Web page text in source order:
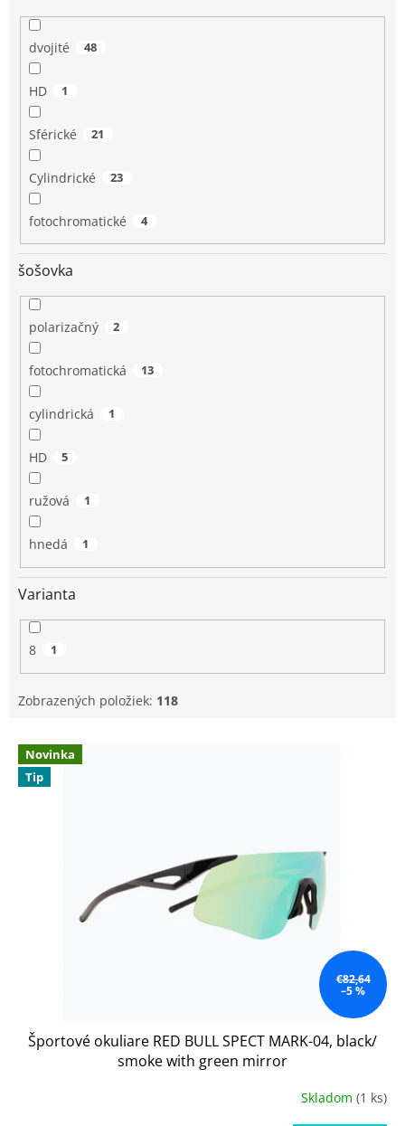
dvojité 48
HD 1
Sférické 21
Cylindrické 23
fotochromatické 4
šošovka
polarizačný 2
fotochromatická 13
cylindrická 1
HD 5
ružová 1
hnedá 1
Varianta
8 1
Zobrazených položiek: 118
V
p
Novinka
Tip
€82,64
–5 %
Športové okuliare RED BULL SPECT MARK-04, black/
smoke with green mirror
Skladom (1 ks)